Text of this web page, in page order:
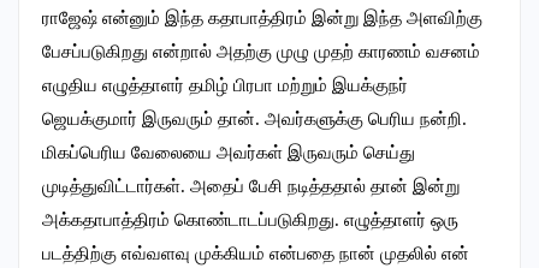
ராஜேஷ் என்னும் இந்த கதாபாத்திரம் இன்று இந்த அளவிற்கு
பேசப்படுகிறது என்றால் அதற்கு முழு முதற் காரணம் வசனம்
எழுதிய எழுத்தாளர் தமிழ் பிரபா மற்றும் இயக்குநர்
ஜெயக்குமார் இருவரும் தான். அவர்களுக்கு பெரிய நன்றி.
மிகப்பெரிய வேலையை அவர்கள் இருவரும் செய்து
முடித்துவிட்டார்கள். அதைப் பேசி நடித்ததால் தான் இன்று
அக்கதாபாத்திரம் கொண்டாடப்படுகிறது. எழுத்தாளர் ஒரு
படத்திற்கு எவ்வளவு முக்கியம் என்பதை நான் முதலில் என்